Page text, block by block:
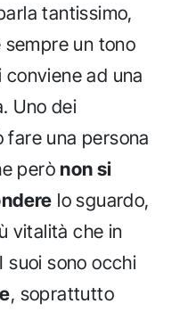
tantissimo,
un tono
ad una
Uno dei
fare una persona
però non si
lo sguardo,
vitalità che in
suoi sono occhi
, soprattutto